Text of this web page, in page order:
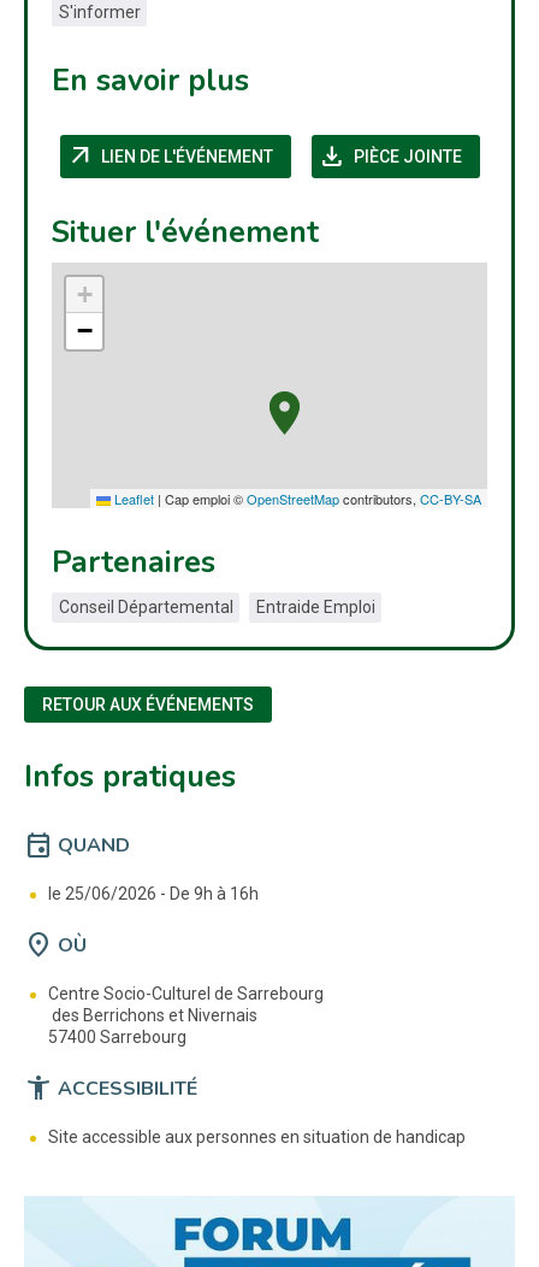
S'informer
En savoir plus
arrow_outward LIEN DE L'ÉVÉNEMENT(NOUVELLE FENÊTRE)
download PIÈCE JOINTE
Situer l'événement
+
−
Leaflet | Cap emploi ©OpenStreetMapcontributors, CC-BY-SA
Partenaires
Conseil Départemental Entraide Emploi
RETOUR AUX ÉVÉNEMENTS
Infos pratiques
event QUAND
le 25/06/2026 - De 9h à 16h
location_on OÙ
Centre Socio-Culturel de Sarrebourg
des Berrichons et Nivernais
57400 Sarrebourg
accessibility_new ACCESSIBILITÉ
Site accessible aux personnes en situation de handicap